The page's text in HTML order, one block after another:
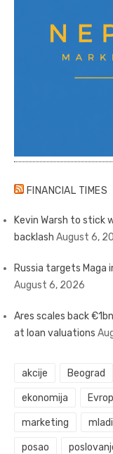
FINANCIAL TIMES
Kevin Warsh to stick
backlash August 6,
Russia targets
August 6, 2026
Ares scales back
at loan valuations
akcije Beograd
ekonomija
marketing mladi
posao